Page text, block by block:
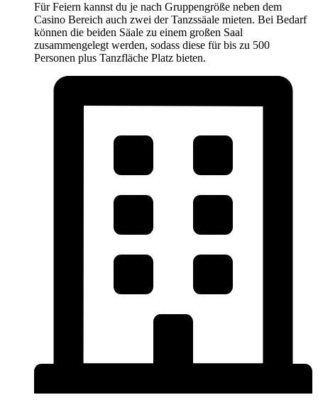
Für Feiern kannst du je nach Gruppengröße neben dem
Casino Bereich auch zwei der Tanzssäale mieten. Bei Bedarf
können die beiden Säale zu einem großen Saal
zusammengelegt werden, sodass diese für bis zu 500
Personen plus Tanzfläche Platz bieten.